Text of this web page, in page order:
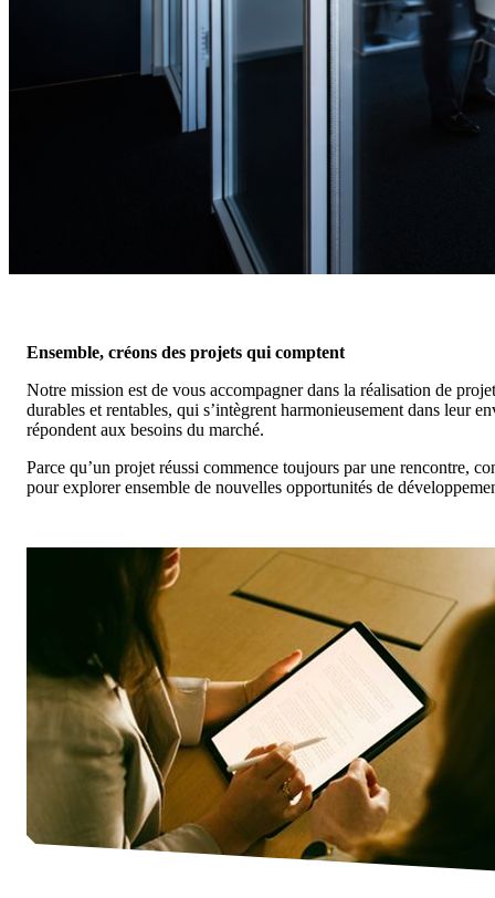
Ensemble, créons des projets qui comptent
Notre mission est de vous accompagner dans la réalisation de
durables et rentables, qui s’intègrent harmonieusement dans leur
répondent aux besoins du marché.
Parce qu’un projet réussi commence toujours par une rencontre,
pour explorer ensemble de nouvelles opportunités de